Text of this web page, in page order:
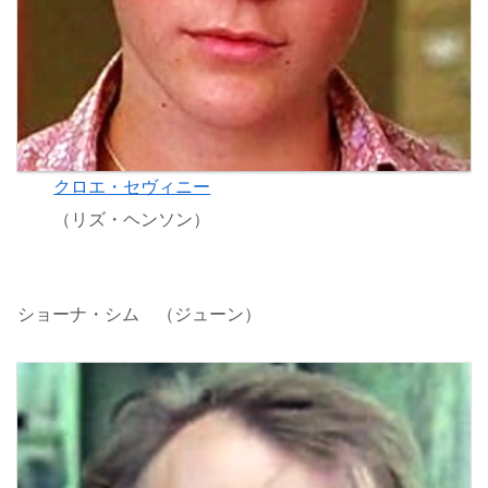
クロエ・セヴィニー
（リズ・ヘンソン）
ショーナ・シム （ジューン）